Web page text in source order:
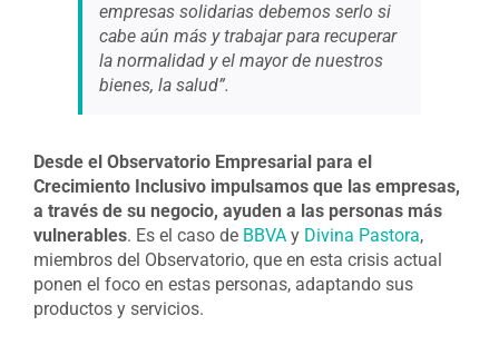
empresas solidarias debemos serlo si
cabe aún más y trabajar para recuperar
la normalidad y el mayor de nuestros
bienes, la salud”.
Desde el Observatorio Empresarial para el
Crecimiento Inclusivo impulsamos que las empresas,
a través de su negocio, ayuden a las personas más
vulnerables. Es el caso de BBVAy Divina Pastora,
miembros del Observatorio, que en esta crisis actual
ponen el foco en estas personas, adaptando sus
productos y servicios.